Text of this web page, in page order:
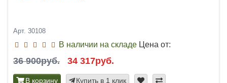
Арт. 30108
В наличии на складе Цена от:
36 900руб. 34 317руб.
В корзину Купить в 1 клик